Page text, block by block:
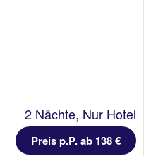
2 Nächte, Nur Hotel
Preis p.P. ab 138 €